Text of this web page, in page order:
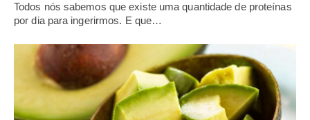
Todos nós sabemos que existe uma quantidade de proteínas
por dia para ingerirmos. E que…